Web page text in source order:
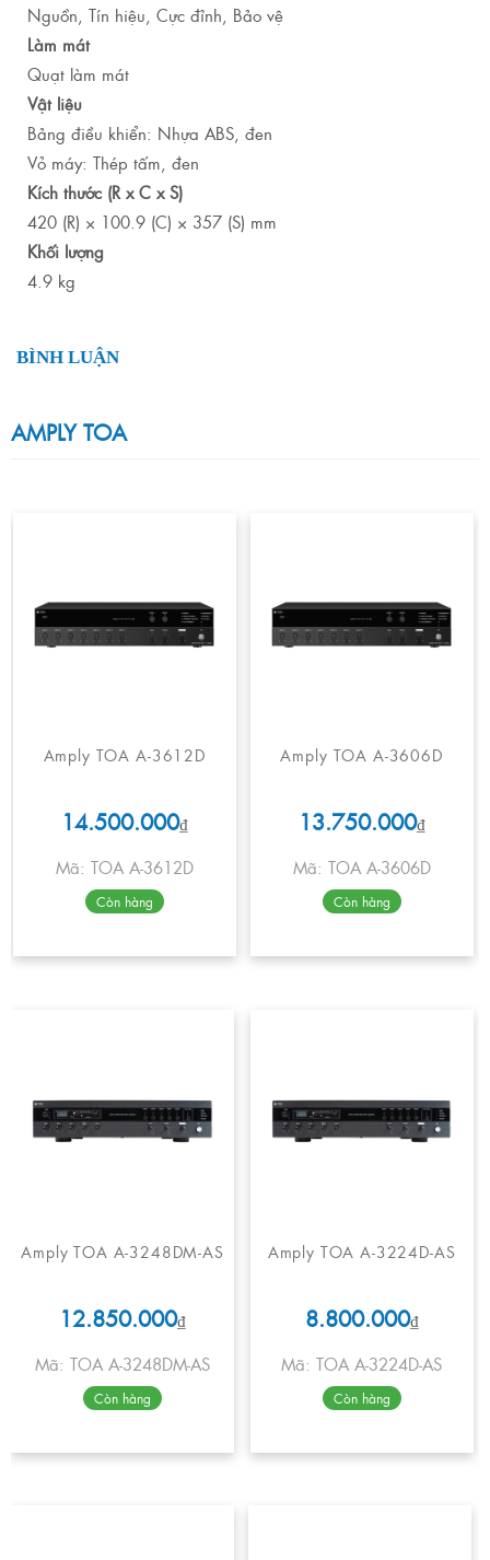
Nguồn, Tín hiệu, Cực đỉnh, Bảo vệ
Làm mát
Quạt làm mát
Vật liệu
Bảng điều khiển: Nhựa ABS, đen
Vỏ máy: Thép tấm, đen
Kích thước (R x C x S)
420 (R) × 100.9 (C) × 357 (S) mm
Khối lượng
4.9 kg
BÌNH LUẬN
AMPLY TOA
Amply TOA A-3612D
14.500.000₫
Mã: TOA A-3612D
Còn hàng
Amply TOA A-3606D
13.750.000₫
Mã: TOA A-3606D
Còn hàng
Amply TOA A-3248DM-AS
12.850.000₫
Mã: TOA A-3248DM-AS
Còn hàng
Amply TOA A-3224D-AS
8.800.000₫
Mã: TOA A-3224D-AS
Còn hàng